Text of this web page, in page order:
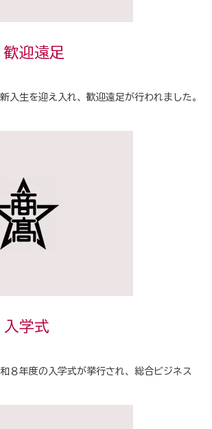
迎遠足
入生を迎え入れ、歓迎遠足が行われました。
学式
８年度の入学式が挙行され、総合ビジネス